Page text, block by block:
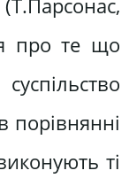
про те що
ті